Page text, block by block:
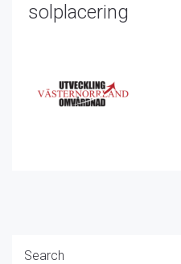
solplacering
Search